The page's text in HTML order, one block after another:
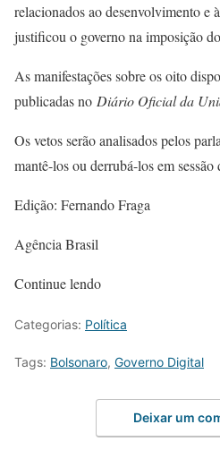
relacionados ao desenvolvimento e
justificou o governo na imposição
As manifestações sobre os oito
publicadas no Diário Oficial da
Os vetos serão analisados pelos
mantê-los ou derrubá-los em
Edição: Fernando Fraga
Agência Brasil
Continue lendo
Categorias: Política
Tags: Bolsonaro, Governo Digital
Deixar um